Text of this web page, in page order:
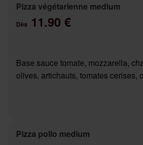
Pizza végétarienne medium
Dès 11.90 €
Base sauce tomate, mozzarella,
olives, artichauts, tomates cerises,
Pizza pollo medium